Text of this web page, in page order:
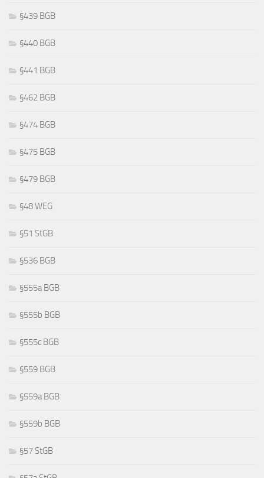
§439 BGB
§440 BGB
§441 BGB
§462 BGB
§474 BGB
§475 BGB
§479 BGB
§48 WEG
§51 StGB
§536 BGB
§555a BGB
§555b BGB
§555c BGB
§559 BGB
§559a BGB
§559b BGB
§57 StGB